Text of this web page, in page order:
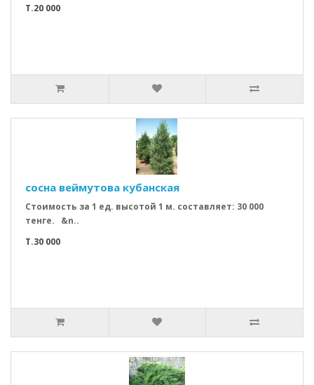
T.20 000
сосна веймутова кубанская
Стоимость за 1 ед. высотой 1 м. составляет: 30 000
тенге. &n..
T.30 000